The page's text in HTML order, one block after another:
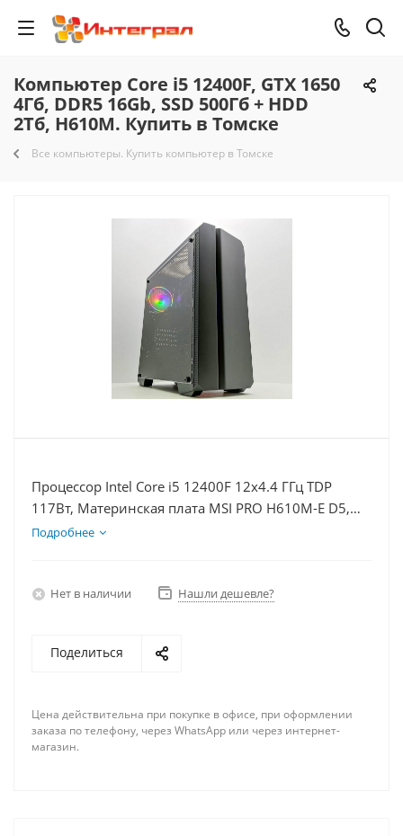
Компьютер Core i5 12400F, GTX 1650
4Гб, DDR5 16Gb, SSD 500Гб + HDD
2Тб, H610M. Купить в Томске
Все компьютеры. Купить компьютер в Томске
Процессор Intel Core i5 12400F 12x4.4 ГГц TDP
117Вт, Материнская плата MSI PRO H610M-E D5,
Видеокарта GTX 1650 4Гб, Память DDR5 16Gb,
Подробнее
Нет в наличии Нашли дешевле?
Поделиться
Цена действительна при покупке в офисе, при оформлении
заказа по телефону, через WhatsApp или через интернет-
магазин.